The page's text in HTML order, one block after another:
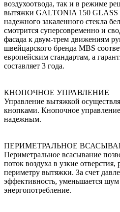
воздухоотвода, так и в режиме
вытяжки GALTONIA 150 GLASS
надежного закаленного стекла
смотрится суперсовременно и
фасада к двум-трем движениям
швейцарского бренда MBS
европейским стандартам, а
составляет 3 года.
КНОПОЧНОЕ УПРАВЛЕНИЕ
Управление вытяжкой
кнопками. Кнопочное
надежным.
ПЕРИМЕТРАЛЬНОЕ
Периметральное всасывание
поток воздуха в узкие
периметру вытяжки. За счет
эффективность, уменьшается
энергопотребление.